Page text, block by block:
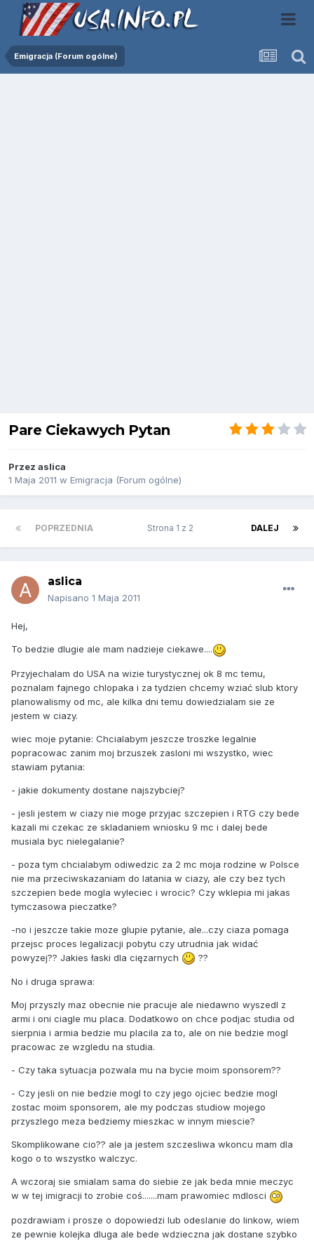
Emigracja (Forum ogólne)
Pare Ciekawych Pytan
Przez aslica
1 Maja 2011 w Emigracja (Forum ogólne)
POPRZEDNIA DALEJ
Strona 1 z 2
aslica
Napisano 1 Maja 2011
Hej,
To bedzie dlugie ale mam nadzieje ciekawe....
Przyjechalam do USA na wizie turystycznej ok 8 mc temu,
poznalam fajnego chlopaka i za tydzien chcemy wziać slub ktory
planowalismy od mc, ale kilka dni temu dowiedzialam sie ze
jestem w ciazy.
wiec moje pytanie: Chcialabym jeszcze troszke legalnie
popracowac zanim moj brzuszek zasloni mi wszystko, wiec
stawiam pytania:
- jakie dokumenty dostane najszybciej?
- jesli jestem w ciazy nie moge przyjac szczepien i RTG czy bede
kazali mi czekac ze skladaniem wniosku 9 mc i dalej bede
musiala byc nielegalanie?
- poza tym chcialabym odiwedzic za 2 mc moja rodzine w Polsce
nie ma przeciwskazaniam do latania w ciazy, ale czy bez tych
szczepien bede mogla wyleciec i wrocic? Czy wklepia mi jakas
tymczasowa pieczatke?
-no i jeszcze takie moze glupie pytanie, ale...czy ciaza pomaga
przejsc proces legalizacji pobytu czy utrudnia jak widać
powyzej?? Jakies łaski dla cięzarnych
??
No i druga sprawa:
Moj przyszly maz obecnie nie pracuje ale niedawno wyszedl z
armi i oni ciagle mu placa. Dodatkowo on chce podjac studia od
sierpnia i armia bedzie mu placila za to, ale on nie bedzie mogl
pracowac ze wzgledu na studia.
- Czy taka sytuacja pozwala mu na bycie moim sponsorem??
- Czy jesli on nie bedzie mogl to czy jego ojciec bedzie mogl
zostac moim sponsorem, ale my podczas studiow mojego
przyszlego meza bedziemy mieszkac w innym miescie?
Skomplikowane cio?? ale ja jestem szczesliwa wkoncu mam dla
kogo o to wszystko walczyc.
A wczoraj sie smialam sama do siebie ze jak beda mnie meczyc
w w tej imigracji to zrobie coś.......mam prawomiec mdlosci
pozdrawiam i prosze o dopowiedzi lub odeslanie do linkow, wiem
ze pewnie kolejka dluga ale bede wdzieczna jak dostane szybko